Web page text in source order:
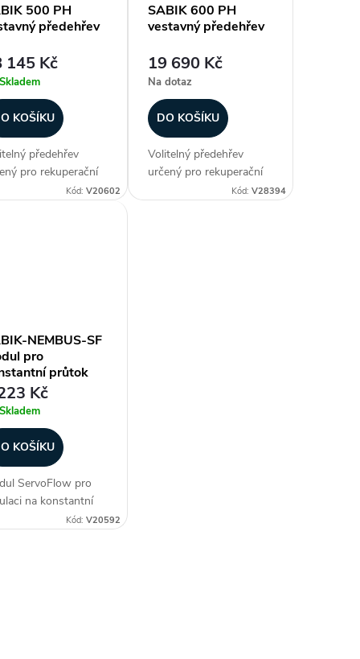
500 PH
předehřev
145 Kč
KOŠÍKU
předehřev
pro rekuperační
S&P SABIK
Kód:V20602
SABIK 600 PH
vestavný předehřev
19 690 Kč
Na dotaz
DO KOŠÍKU
Volitelný předehřev
určený pro rekuperační
jednotku S&P SABIK
Kód: V28394
NEMBUS-SF
pro
průtok
Kč
KOŠÍKU
ServoFlow pro
na konstantní
k rekuperačním
Kód:V20592